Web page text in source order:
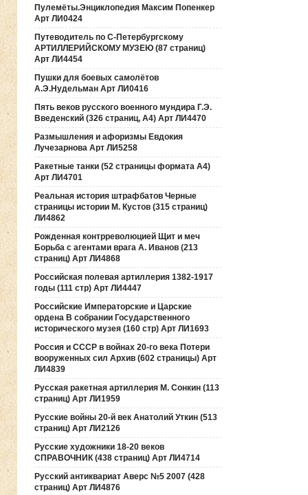
Пулемёты.Энциклопедия Максим Попенкер
Арт ЛИ0424
Путеводитель по С-Петербургскому
АРТИЛЛЕРИЙСКОМУ МУЗЕЮ (87 страниц)
Арт ЛИ4454
Пушки для боевых самолётов
А.Э.Нудельман Арт ЛИ0416
Пять веков русского военного мундира Г.Э.
Введенский (326 страниц, А4) Арт ЛИ4470
Размышления и афоризмы Евдокия
Лучезарнова Арт ЛИ5258
Ракетные танки (52 страницы формата А4)
Арт ЛИ4701
Реальная история штрафбатов Черные
страницы истории М. Кустов (315 страниц)
ЛИ4862
Рожденная контрреволюцией Щит и меч
Борьба с агентами врага А. Иванов (213
страниц) Арт ЛИ4868
Российская полевая артиллерия 1382-1917
годы (111 стр) Арт ЛИ4447
Российские Императорские и Царские
ордена В собрании Государственного
исторического музея (160 стр) Арт ЛИ1693
Россия и СССР в войнах 20-го века Потери
вооруженных сил Архив (602 страницы) Арт
ЛИ4839
Русская ракетная артиллерия М. Сонкин (113
страниц) Арт ЛИ1959
Русские войны 20-й век Анатолий Уткин (513
страниц) Арт ЛИ2126
Русские художники 18-20 веков
СПРАВОЧНИК (438 страниц) Арт ЛИ4714
Русский антиквариат Аверс №5 2007 (428
страниц) Арт ЛИ4876